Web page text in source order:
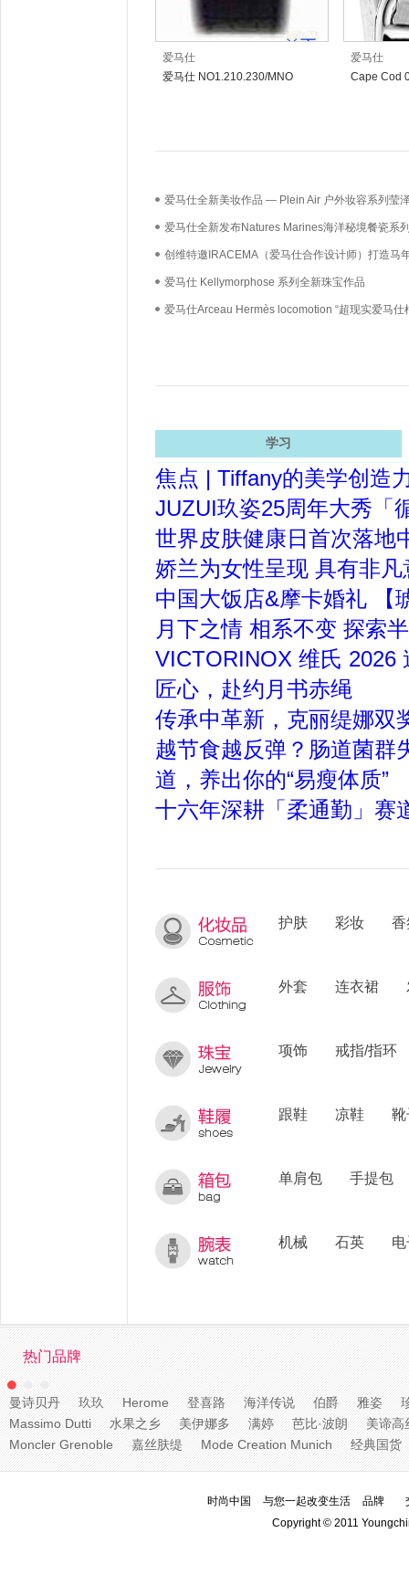
爱马仕
爱马仕 NO1.210.230/MNO
爱马仕
Cape Cod
爱马仕全新美妆作品 — Plein Air 户外妆容系列莹
护肤粉底液
爱马仕全新发布Natures Marines海洋秘境餐瓷系
创维特邀IRACEMA（爱马仕合作设计师）打造马
定壁纸和画框！开启客厅美学高定时代
爱马仕 Kellymorphose 系列全新珠宝作品
爱马仕Arceau Hermès locomotion “超现实爱马仕
学习
焦点 | Tiffany的美学创造
JUZUI玖姿25周年大秀「
世界皮肤健康日首次落地
娇兰为女性呈现 具有非
中国大饭店&摩卡婚礼
月下之情 相系不变 探索
VICTORINOX 维氏
匠心，赴约月书赤绳
传承中革新，克丽缇娜双
越节食越反弹？肠道菌群
道，养出你的“易瘦体质”
十六年深耕「柔通勤」赛
护肤 彩妆 香
外套 连衣裙
项饰 戒指/指环
跟鞋 凉鞋 靴
单肩包 手提包
机械 石英
热门品牌
曼诗贝丹 玖玖 Herome 登喜路 海洋传说 伯爵 雅姿
Massimo Dutti
水果之乡 美伊娜多 满婷 芭比·波朗
美谛高
Moncler Grenoble
嘉丝肤缇 Mode Creation Munich 经典国货
时尚中国 与您一起改变生活 品牌
Copyright © 2011